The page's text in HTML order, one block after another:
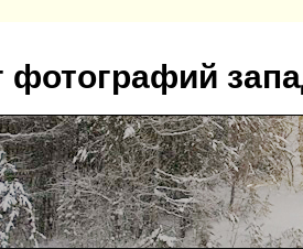
фотографий